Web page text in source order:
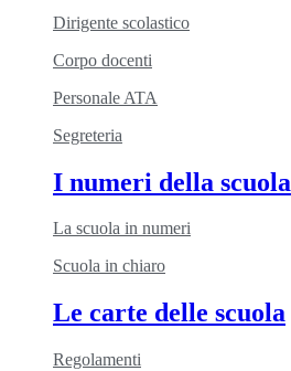
Dirigente scolastico
Corpo docenti
Personale ATA
Segreteria
I numeri della scuola
La scuola in numeri
Scuola in chiaro
Le carte delle scuola
Regolamenti